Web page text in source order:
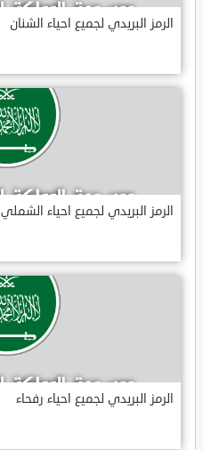
الرمز البريدي لجميع احياء الشنان
الرمز البريدي لجميع احياء الشملي
الرمز البريدي لجميع احياء رفحاء